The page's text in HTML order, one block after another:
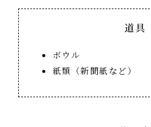
道具
ボウル
紙類（新聞紙など）